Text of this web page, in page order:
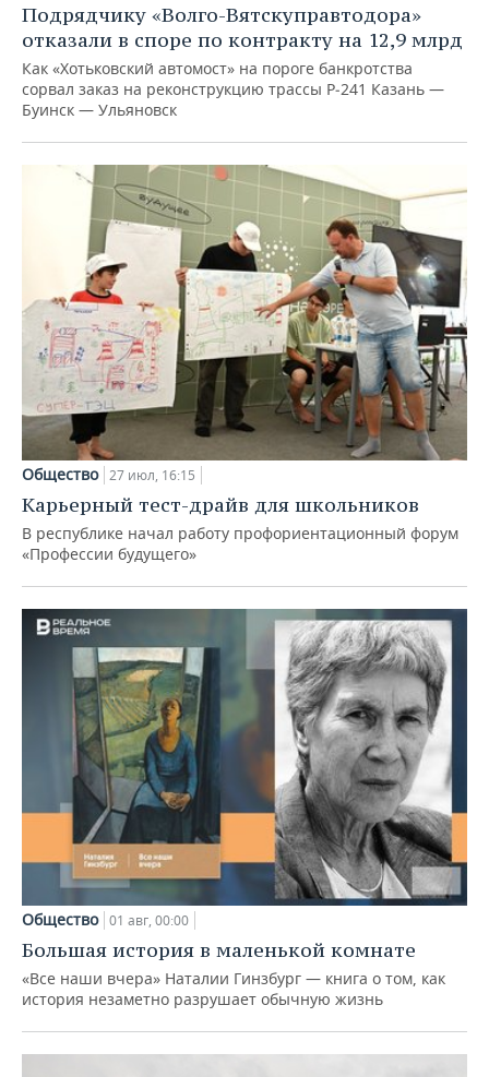
Подрядчику «Волго-Вятскуправтодора»
отказали в споре по контракту на 12,9 млрд
Как «Хотьковский автомост» на пороге банкротства
сорвал заказ на реконструкцию трассы Р‑241 Казань —
Буинск — Ульяновск
Общество 27 июл, 16:15
Карьерный тест-драйв для школьников
В республике начал работу профориентационный форум
«Профессии будущего»
Общество 01 авг, 00:00
Большая история в маленькой комнате
«Все наши вчера» Наталии Гинзбург — книга о том, как
история незаметно разрушает обычную жизнь